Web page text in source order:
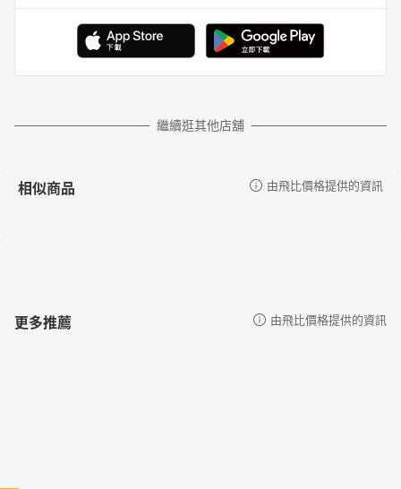
繼續逛其他店舖
相似商品 由飛比價格提供的資訊
更多推薦 由飛比價格提供的資訊